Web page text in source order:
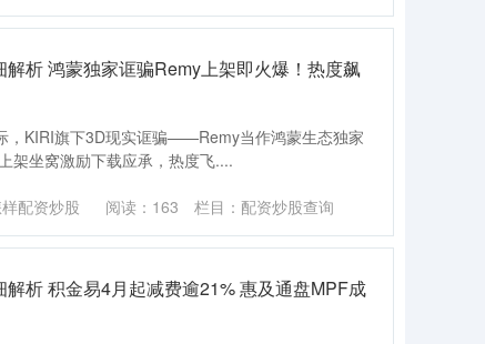
析 鸿蒙独家诓骗Remy上架即火爆！热度飙
，KIRI旗下3D现实诓骗——Remy当作鸿蒙生态独家
架坐窝激励下载应承，热度飞....
配资炒股 阅读： 163 栏目： 配资炒股查询
析 积金易4月起减费逾21% 惠及通盘MPF成